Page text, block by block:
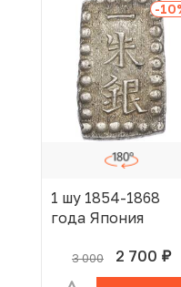
-10
1 шу 1854-1868
года Япония
3 000 2 700 руб.
В КОРЗИНЕ